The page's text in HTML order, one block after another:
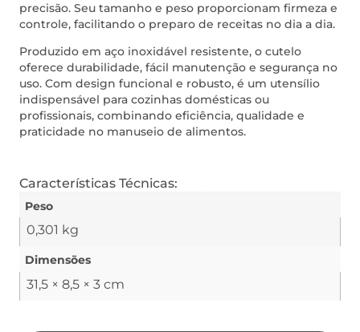
precisão. Seu tamanho e peso proporcionam firmeza e
controle, facilitando o preparo de receitas no dia a dia.
Produzido em aço inoxidável resistente, o cutelo
oferece durabilidade, fácil manutenção e segurança no
uso. Com design funcional e robusto, é um utensílio
indispensável para cozinhas domésticas ou
profissionais, combinando eficiência, qualidade e
praticidade no manuseio de alimentos.
Características Técnicas:
Peso
0,301 kg
Dimensões
31,5 × 8,5 × 3 cm